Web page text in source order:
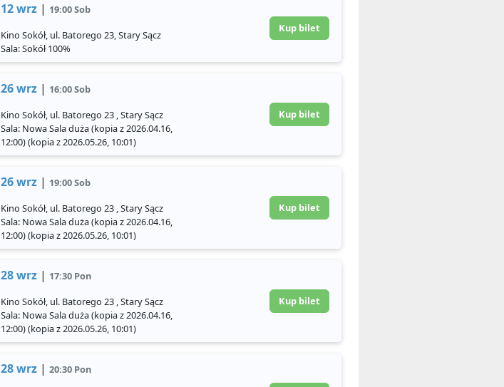
12 wrz | 19:00 Sob
Kino Sokół, ul. Batorego 23, Stary Sącz
Sala: Sokół 100%
Kup bilet
26 wrz | 16:00 Sob
Kino Sokół, ul. Batorego 23 , Stary Sącz
Sala: Nowa Sala duża (kopia z 2026.04.16,
12:00) (kopia z 2026.05.26, 10:01)
Kup bilet
26 wrz | 19:00 Sob
Kino Sokół, ul. Batorego 23 , Stary Sącz
Sala: Nowa Sala duża (kopia z 2026.04.16,
12:00) (kopia z 2026.05.26, 10:01)
Kup bilet
28 wrz | 17:30 Pon
Kino Sokół, ul. Batorego 23 , Stary Sącz
Sala: Nowa Sala duża (kopia z 2026.04.16,
12:00) (kopia z 2026.05.26, 10:01)
Kup bilet
28 wrz |20:30 Pon